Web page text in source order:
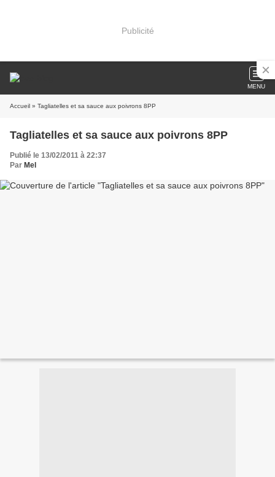
Publicité
MENU
Accueil » Tagliatelles et sa sauce aux poivrons 8PP
Tagliatelles et sa sauce aux poivrons 8PP
Publié le 13/02/2011 à 22:37
Par Mel